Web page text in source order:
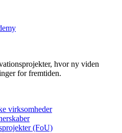
hvor ny viden
for fremtiden.
virksomheder
(FoU)